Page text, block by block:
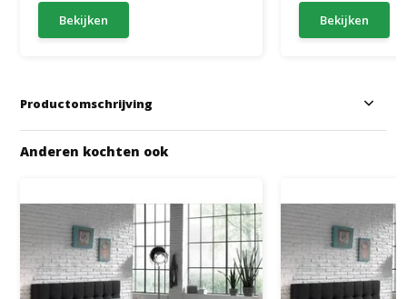
Bekijken Bekijken
Productomschrijving
Anderen kochten ook